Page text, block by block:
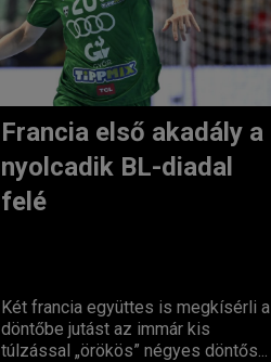
Francia első akadály a
nyolcadik BL-diadal
felé
Két francia együttes is megkísérli a
döntőbe jutást az immár kis
túlzással „örökös” négyes döntős...